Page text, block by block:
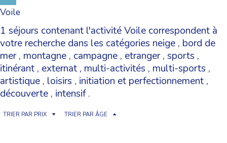
Voile
1 séjours contenant l'activité Voile correspondent à
votre recherche dans les catégories neige , bord de
mer, montagne , campagne , etranger, sports ,
itinérant , externat , multi-activités , multi-sports ,
artistique , loisirs , initiation et perfectionnement ,
découverte , intensif.
TRIER PAR PRIX TRIER PAR ÂGE